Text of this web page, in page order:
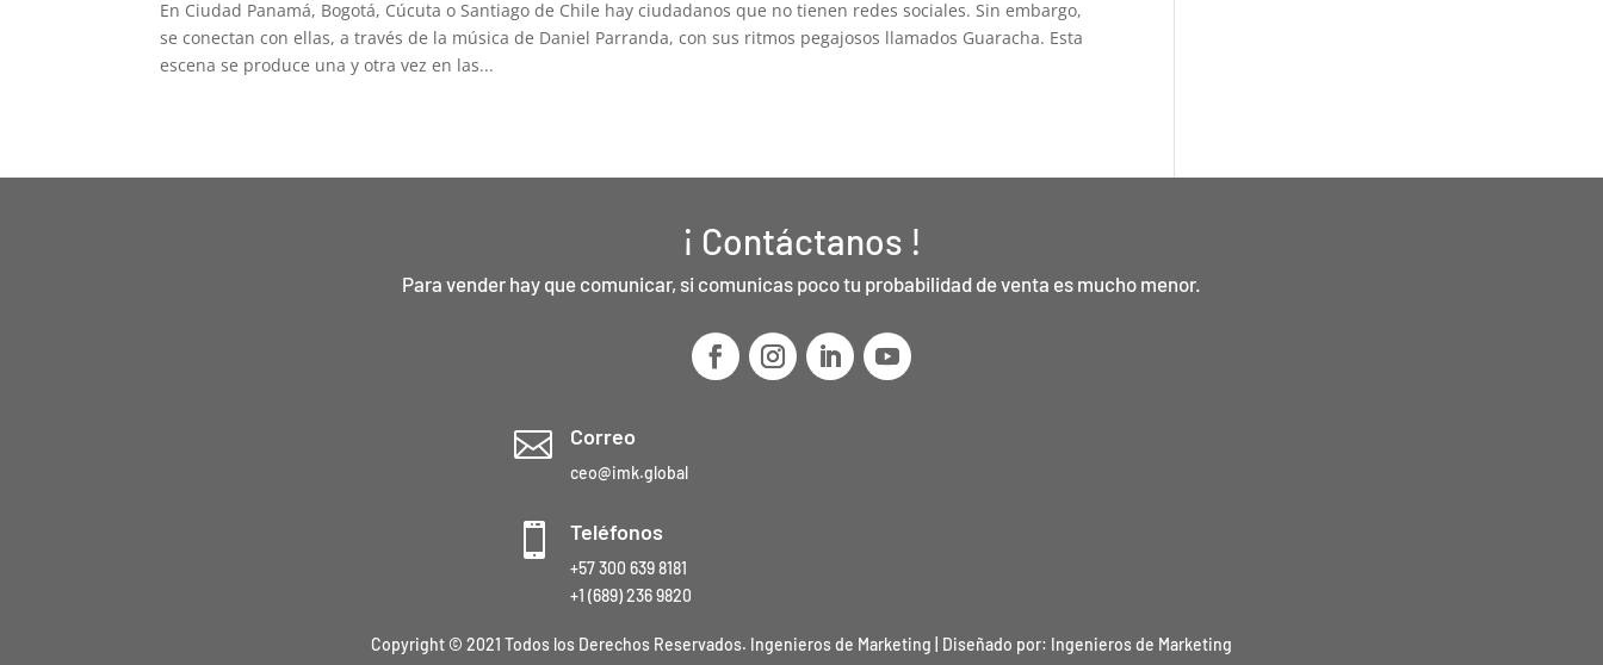
En Ciudad Panamá, Bogotá, Cúcuta o Santiago de Chile hay ciudadanos que no tienen redes sociales. Sin embargo,
se conectan con ellas, a través de la música de Daniel Parranda, con sus ritmos pegajosos llamados Guaracha. Esta
escena se produce una y otra vez en las...
¡ Contáctanos !
Para vender hay que comunicar, si comunicas poco tu probabilidad de venta es mucho menor.
 Correo
ceo@imk.global
 Teléfonos
+57 300 639 8181
+1 (689) 236 9820
Copyright © 2021 Todos los Derechos Reservados. Ingenieros de Marketing | Diseñado por: Ingenieros de Marketing